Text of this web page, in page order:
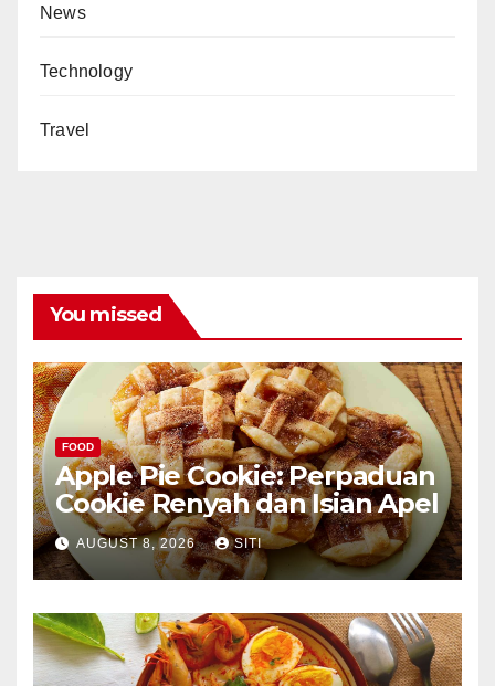
News
Technology
Travel
You missed
FOOD
Apple Pie Cookie: Perpaduan
Cookie Renyah dan Isian Apel
AUGUST 8, 2026 SITI